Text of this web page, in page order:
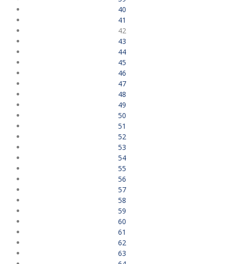
40
41
42
43
44
45
46
47
48
49
50
51
52
53
54
55
56
57
58
59
60
61
62
63